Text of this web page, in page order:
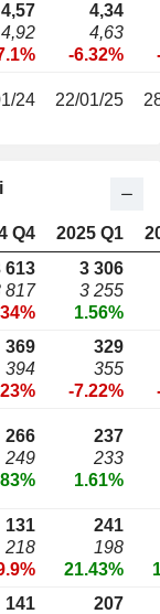
4,57
4,92
4,34
4,63
-6.32%
24 22/01/25
Q4 2025 Q1
613
817
3 306
3 255
1.56%
369
394
329
355
-7.22%
266
249
237
233
1.61%
131
218
241
198
21.43%
141
207